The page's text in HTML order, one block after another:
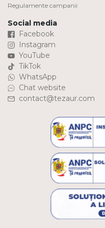
Regulamente campanii
Social media
Facebook
Instagram
YouTube
TikTok
WhatsApp
Chat website
contact@tezaur.com